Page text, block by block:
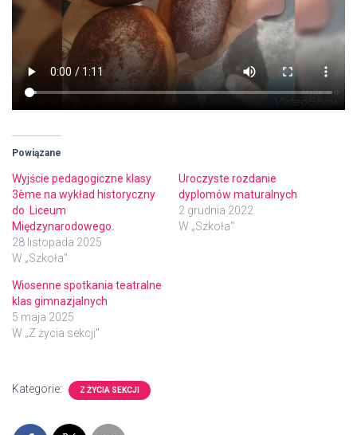
Powiązane
Wyjście pedagogiczne klasy
3ème na wykład historyczny
do Liceum
Międzynarodowego.
28 listopada 2025
W „Szkoła"
Uroczyste rozdanie
dyplomów maturalnych
2 grudnia 2022
W „Szkoła"
Wiosenne spotkania teatralne
klas gimnazjalnych
5 maja 2025
W „Z życia sekcji"
Kategorie: Z ŻYCIA SEKCJI